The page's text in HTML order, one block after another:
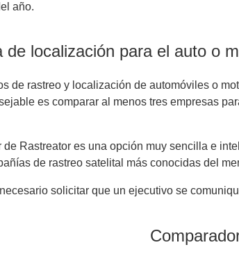
año.
localización para el auto o
de rastreo y localización de automóviles o
es comparar al menos tres empresas
Rastreator es una opción muy sencilla e
de rastreo satelital más conocidas del
solicitar que un ejecutivo se